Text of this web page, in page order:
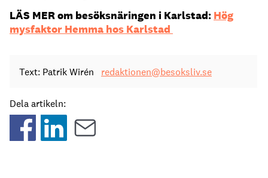
LÄS MER om besöksnäringen i Karlstad: Hög
mysfaktor Hemma hos Karlstad
Text: Patrik Wirén redaktionen@besoksliv.se
Dela artikeln: